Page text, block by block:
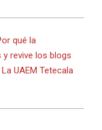
qué la
revive los blogs
UAEM Tetecala